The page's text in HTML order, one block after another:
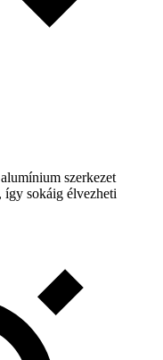
szerkezet
így sokáig élvezheti